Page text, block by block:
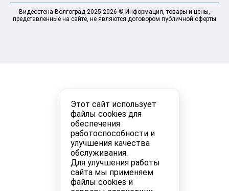
Этот сайт использует
файлы cookies для
обеспечения
работоспособности и
улучшения качества
обслуживания.
Для улучшения работы
сайта мы применяем
файлы cookies и
Видеостена Волгоград 2025-2026 © Информация, товары и цены,
представленные на сайте, не являются договором публичной оферты